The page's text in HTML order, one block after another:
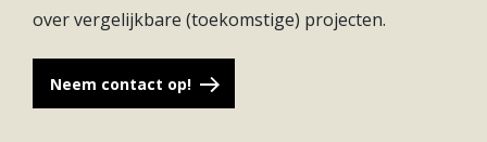
over vergelijkbare (toekomstige) projecten.
Neem contact op!